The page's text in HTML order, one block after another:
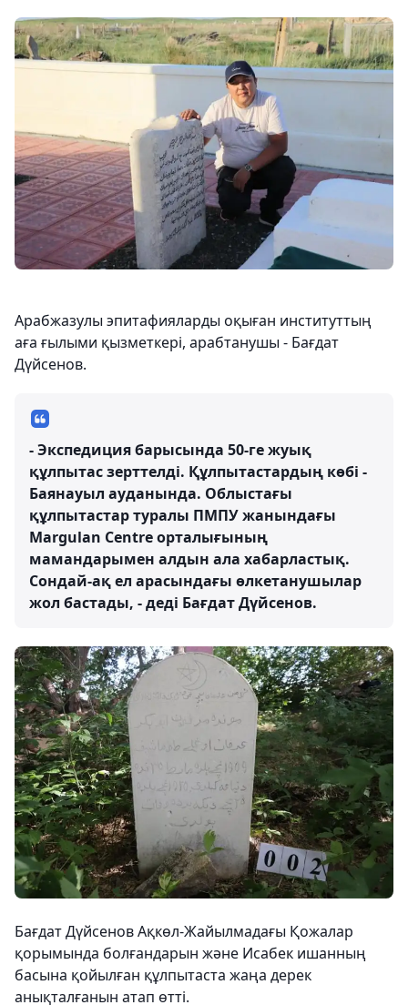
Арабжазулы эпитафияларды оқыған институттың
аға ғылыми қызметкері, арабтанушы - Бағдат
Дүйсенов.
- Экспедиция барысында 50-ге жуық
құлпытас зерттелді. Құлпытастардың көбі -
Баянауыл ауданында. Облыстағы
құлпытастар туралы ПМПУ жанындағы
Margulan Centre орталығының
мамандарымен алдын ала хабарластық.
Сондай-ақ ел арасындағы өлкетанушылар
жол бастады, - деді Бағдат Дүйсенов.
Бағдат Дүйсенов Ақкөл-Жайылмадағы Қожалар
қорымында болғандарын және Исабек ишанның
басына қойылған құлпытаста жаңа дерек
анықталғанын атап өтті.